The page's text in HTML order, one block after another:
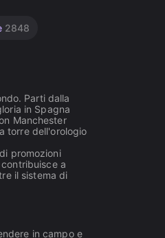
2848
Parti dalla
in Spagna
Manchester
torre dell'orologio
promozioni
a
il sistema di
in campo e